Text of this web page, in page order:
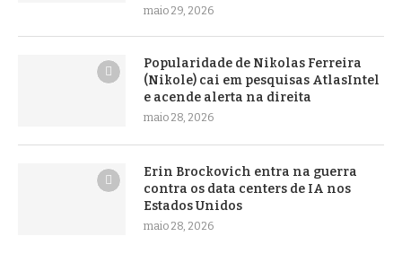
maio 29, 2026
Popularidade de Nikolas Ferreira
(Nikole) cai em pesquisas AtlasIntel
e acende alerta na direita
maio 28, 2026
Erin Brockovich entra na guerra
contra os data centers de IA nos
Estados Unidos
maio 28, 2026